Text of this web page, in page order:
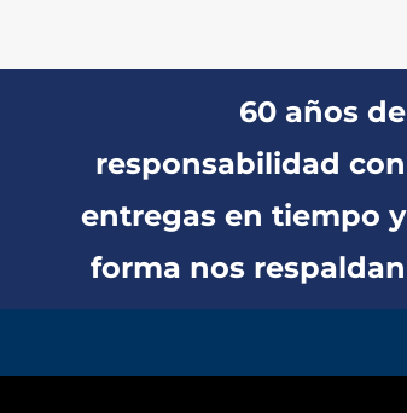
60 años de
responsabilidad con
entregas en tiempo y
forma nos respaldan